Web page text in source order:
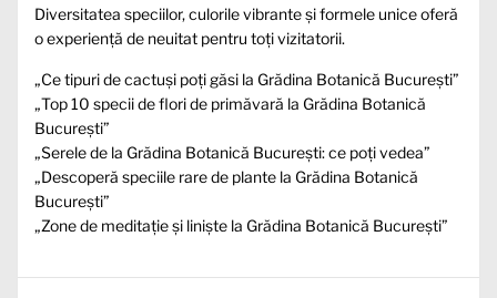
Diversitatea speciilor, culorile vibrante și formele unice oferă
o experiență de neuitat pentru toți vizitatorii.
„Ce tipuri de cactuși poți găsi la Grădina Botanică București”
„Top 10 specii de flori de primăvară la Grădina Botanică
București”
„Serele de la Grădina Botanică București: ce poți vedea”
„Descoperă speciile rare de plante la Grădina Botanică
București”
„Zone de meditație și liniște la Grădina Botanică București”